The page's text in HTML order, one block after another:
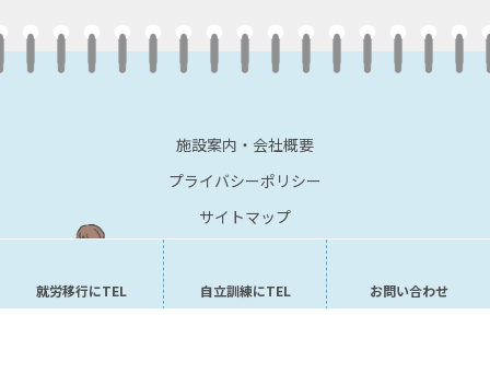
施設案内・会社概要
プライバシーポリシー
サイトマップ
就労移行にTEL 自立訓練にTEL お問い合わせ